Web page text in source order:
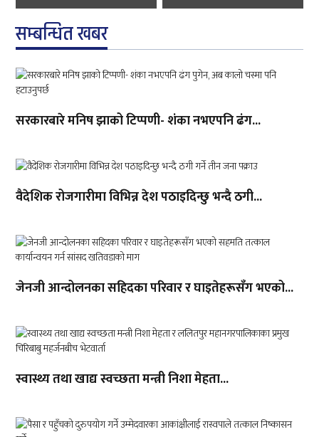
सम्बन्धित खबर
सरकारबारे मनिष झाको टिप्पणी- शंका नभएपनि ढंग...
वैदेशिक रोजगारीमा विभिन्न देश पठाइदिन्छु भन्दै ठगी...
जेनजी आन्दोलनका सहिदका परिवार र घाइतेहरूसँग भएको...
स्वास्थ्य तथा खाद्य स्वच्छता मन्त्री निशा मेहता...